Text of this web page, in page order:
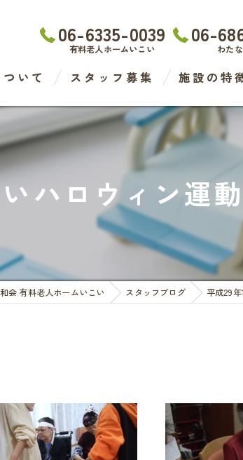
06-6335-0039
有料老人ホームいこい
06-
わた
いて
院
ンター
ーム
スタッフ募集 施設の特
住宅型
介護度
認知症度
医療法人
ハロウィン運
会 有料老人ホームいこい スタッフブログ 平成29